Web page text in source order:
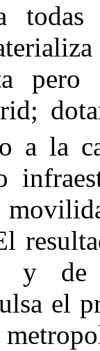
todas
a la
de
el